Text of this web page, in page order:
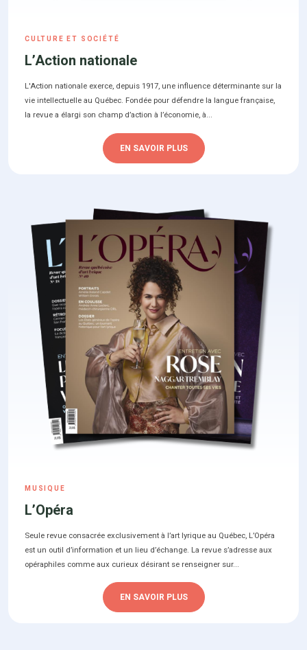
CULTURE ET SOCIÉTÉ
L’Action nationale
L'Action nationale exerce, depuis 1917, une influence déterminante sur la
vie intellectuelle au Québec. Fondée pour défendre la langue française,
la revue a élargi son champ d’action à l’économie, à...
EN SAVOIR PLUS
MUSIQUE
L’Opéra
Seule revue consacrée exclusivement à l’art lyrique au Québec, L’Opéra
est un outil d’information et un lieu d’échange. La revue s’adresse aux
opéraphiles comme aux curieux désirant se renseigner sur...
EN SAVOIR PLUS